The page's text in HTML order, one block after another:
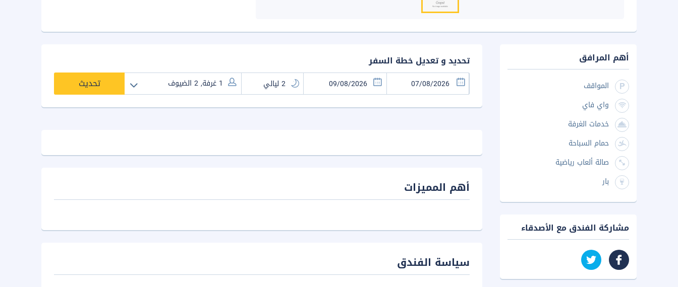
تحديد و تعديل خطة السفر
تحديث
أهم المميزات
سياسة الفندق
أهم المرافق
المواقف
واي فاي
خدمات الغرفة
حمام السباحة
صالة ألعاب رياضية
بار
مشاركة الفندق مع الأصدقاء